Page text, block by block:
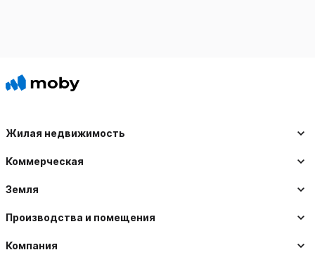
Жилая недвижимость
Коммерческая
Земля
Производства и помещения
Компания